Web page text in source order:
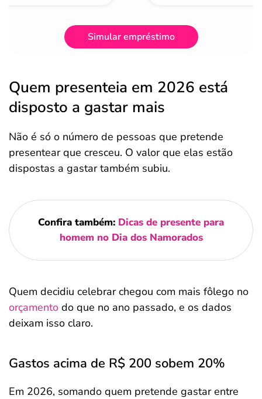
Simular empréstimo
Quem presenteia em 2026 está
disposto a gastar mais
Não é só o número de pessoas que pretende
presentear que cresceu. O valor que elas estão
dispostas a gastar também subiu.
Confira também: Dicas de presente para
homem no Dia dos Namorados
Quem decidiu celebrar chegou com mais fôlego no
orçamento do que no ano passado, e os dados
deixam isso claro.
Gastos acima de R$ 200 sobem 20%
Em 2026, somando quem pretende gastar entre